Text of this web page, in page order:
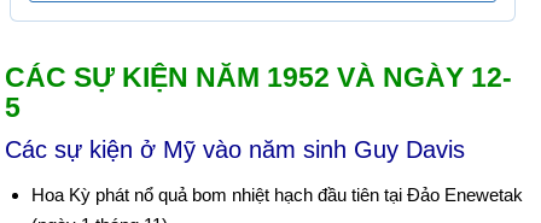
CÁC SỰ KIỆN NĂM 1952 VÀ NGÀY 12-
5
Các sự kiện ở Mỹ vào năm sinh Guy Davis
Hoa Kỳ phát nổ quả bom nhiệt hạch đầu tiên tại Đảo Enewetak